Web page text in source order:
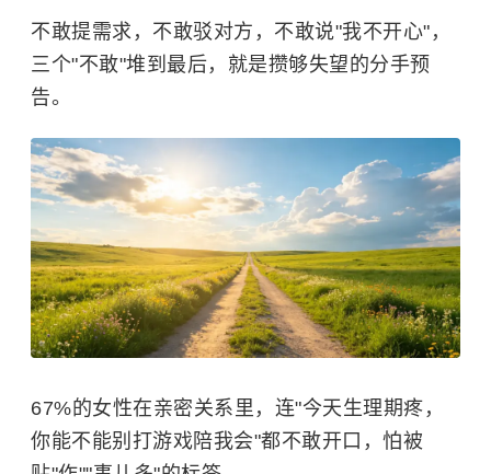
不敢提需求，不敢驳对方，不敢说"我不开心"，
三个"不敢"堆到最后，就是攒够失望的分手预
告。
67%的女性在亲密关系里，连"今天生理期疼，
你能不能别打游戏陪我会"都不敢开口，怕被